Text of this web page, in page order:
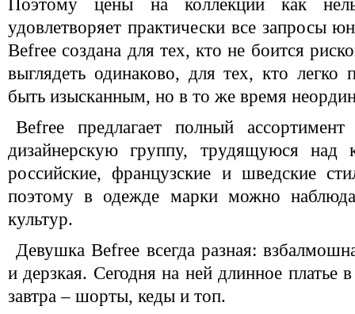
удовлетворяет практически все запросы
Befree создана для тех, кто не боится
выглядеть одинаково, для тех, кто легко
быть изысканным, но в то же время
Befree предлагает полный
дизайнерскую группу, трудящуюся над
российские, французские и шведские
поэтому в одежде марки можно
культур.
Девушка Befree всегда разная:
и дерзкая. Сегодня на ней длинное платье
завтра – шорты, кеды и топ.